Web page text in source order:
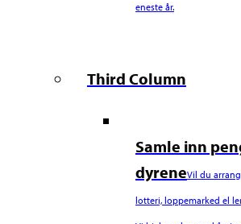
eneste år.
Third Column
Samle inn
dyreneVil du
lotteri, loppemarked el